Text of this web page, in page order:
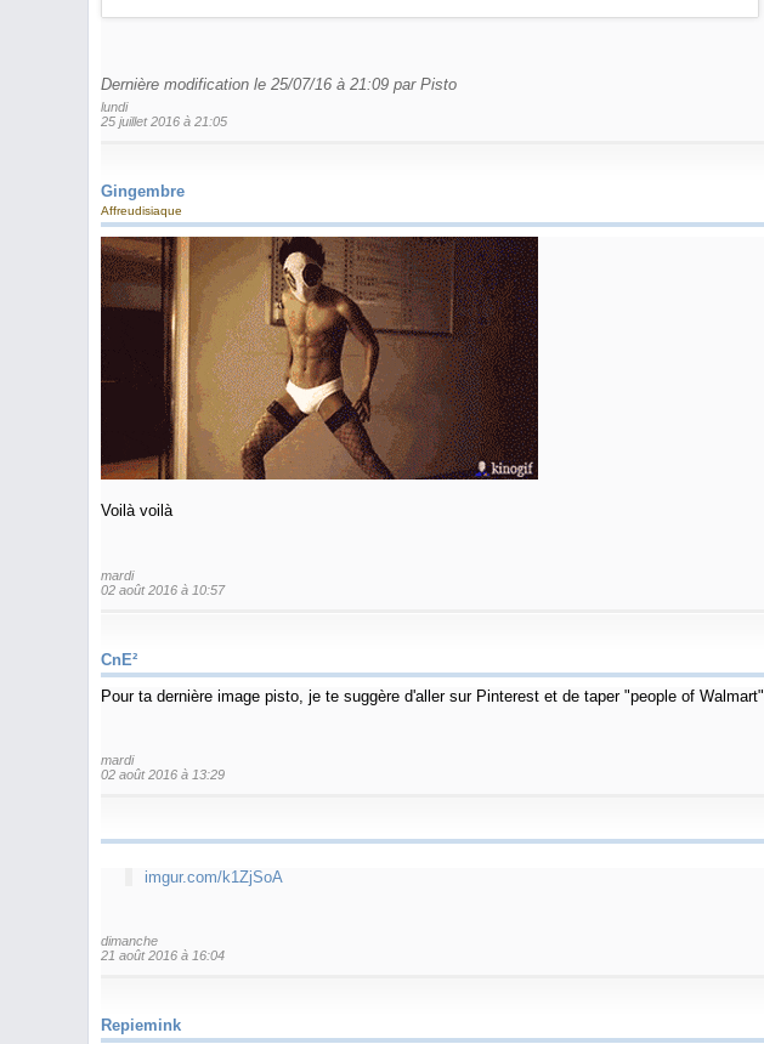
Dernière modification le 25/07/16 à 21:09 par Pisto
lundi
25 juillet 2016 à 21:05
Gingembre
Affreudisiaque
Voilà voilà
mardi
02 août 2016 à 10:57
CnE²
Pour ta dernière image pisto, je te suggère d'aller sur Pinterest et de taper "people of Walmart".
mardi
02 août 2016 à 13:29
imgur.com/k1ZjSoA
dimanche
21 août 2016 à 16:04
Repiemink